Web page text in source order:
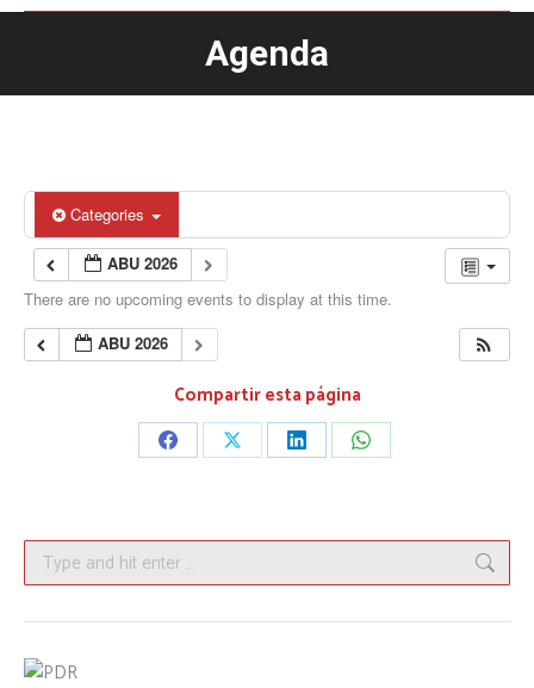
Agenda
You are here:
Categories
ABU 2026
There are no upcoming events to display at this time.
ABU 2026
Compartir esta página
Share Share Share Share
Search: